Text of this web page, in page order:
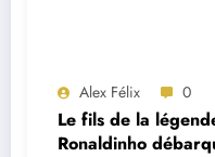
Alex Félix 0
Le fils de la
Ronaldinho